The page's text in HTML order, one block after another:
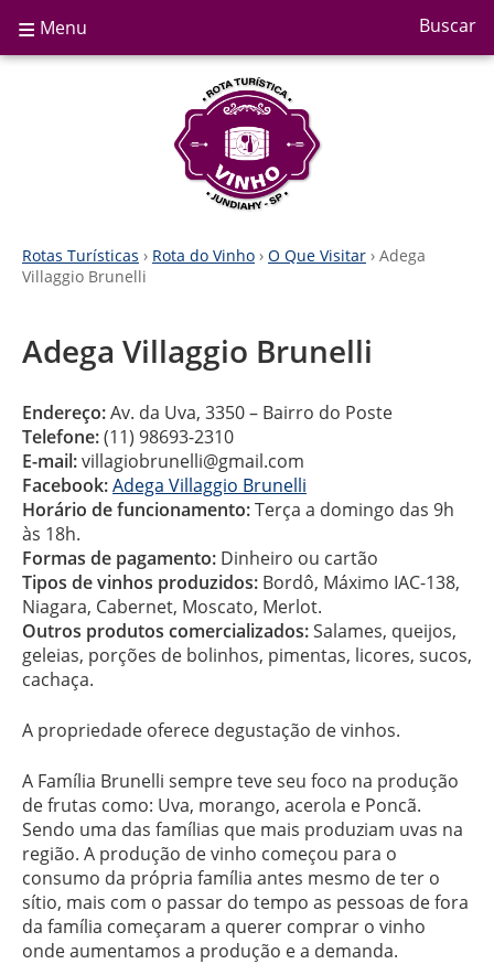
Buscar
≡ Menu
Rotas Turísticas › Rota do Vinho › O Que Visitar › Adega
Villaggio Brunelli
Adega Villaggio Brunelli
Endereço:Av. da Uva, 3350 – Bairro do Poste
Telefone:(11) 98693-2310
E-mail:villagiobrunelli@gmail.com
Facebook:Adega Villaggio Brunelli
Horário de funcionamento:Terça a domingo das 9h
às 18h.
Formas de pagamento: Dinheiro ou cartão
Tipos de vinhos produzidos: Bordô, Máximo IAC-138,
Niagara, Cabernet, Moscato, Merlot.
Outros produtos comercializados:Salames, queijos,
geleias, porções de bolinhos, pimentas, licores, sucos,
cachaça.
A propriedade oferece degustação de vinhos.
A Família Brunelli sempre teve seu foco na produção
de frutas como: Uva, morango, acerola e Poncã.
Sendo uma das famílias que mais produziam uvas na
região. A produção de vinho começou para o
consumo da própria família antes mesmo de ter o
sítio, mais com o passar do tempo as pessoas de fora
da família começaram a querer comprar o vinho
onde aumentamos a produção e a demanda.